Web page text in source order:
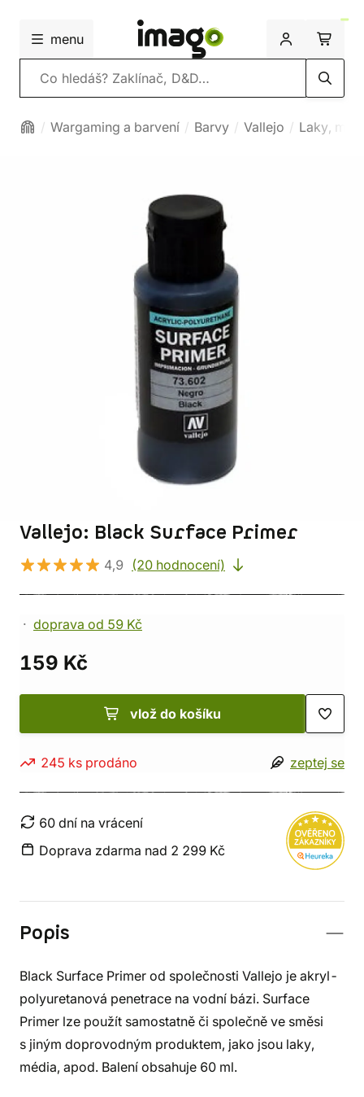
menu
Vyhledávání
Wargaming a barvení Barvy Vallejo Laky,
Vallejo: Black Surface Primer
4,9 (20 hodnocení)
doprava od 59 Kč
159 Kč
vlož do košíku
245 ks prodáno zeptej se
60 dní na vrácení
Doprava zdarma nad 2 299 Kč
Popis
Black Surface Primer od společnosti Vallejo je akryl-
polyuretanová penetrace na vodní bázi. Surface
Primer lze použít samostatně či společně ve směsi
s jiným doprovodným produktem, jako jsou laky,
média, apod. Balení obsahuje 60 ml.